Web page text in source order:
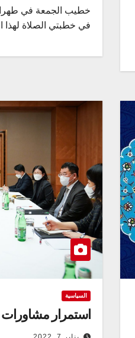
خطيب الجمعة في
في خطبتي الصلاة لهذا
السياسية
استمرار مشاورات